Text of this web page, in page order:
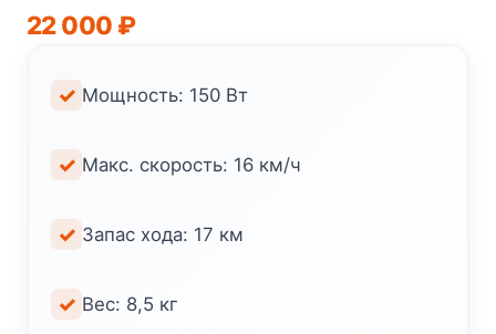
22 000 ₽
Мощность: 150 Вт
Макс. скорость: 16 км/ч
Запас хода: 17 км
Вес: 8,5 кг